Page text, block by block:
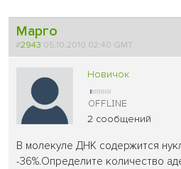
Марго
#2943 05.10.2010 02:40 GMT
Новичок
2 сообщений
В молекуле ДНК содержится
-36%.Определите количество